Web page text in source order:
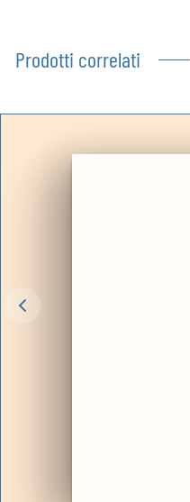
Prodotti correlati